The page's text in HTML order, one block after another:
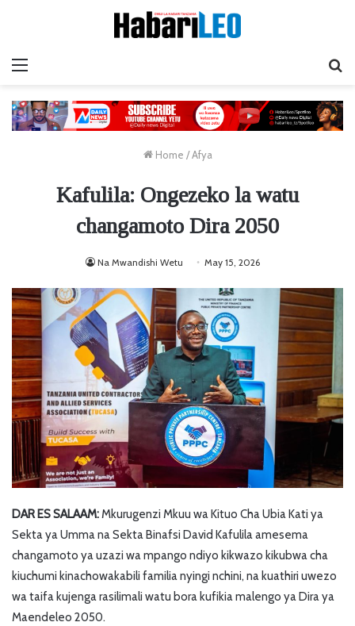
Home / Afya
Kafulila: Ongezeko la watu
changamoto Dira 2050
Na Mwandishi Wetu May 15, 2026
DAR ES SALAAM:Mkurugenzi Mkuu wa Kituo Cha Ubia Kati ya
Sekta ya Umma na Sekta Binafsi David Kafulila amesema
changamoto ya uzazi wa mpango ndiyo kikwazo kikubwa cha
kiuchumi kinachowakabili familia nyingi nchini, na kuathiri uwezo
wa taifa kujenga rasilimali watu bora kufikia malengo ya Dira ya
Maendeleo 2050.